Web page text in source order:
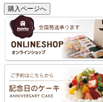
購入ページへ